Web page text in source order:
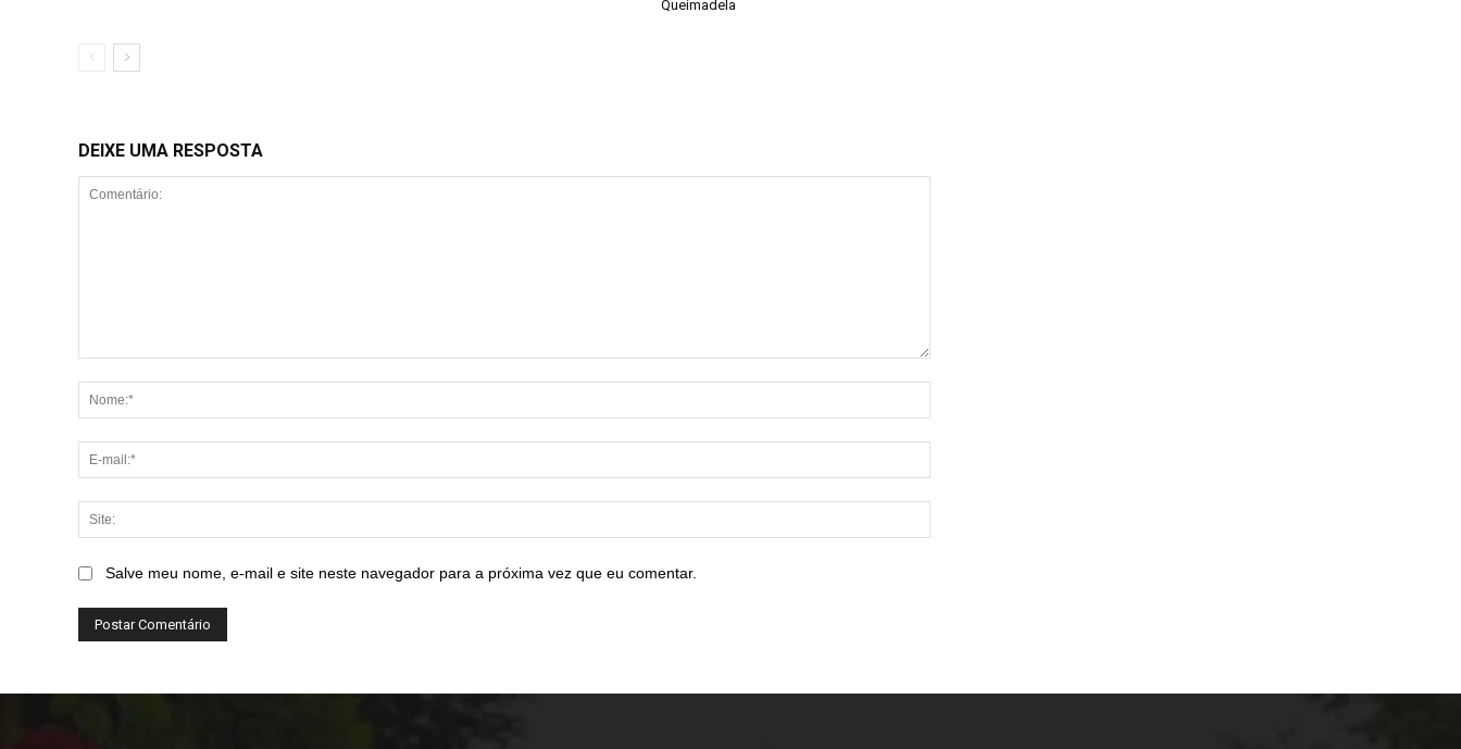
Queimadela
DEIXE UMA RESPOSTA
Salve meu nome, e-mail e site neste navegador para a próxima vez que eu comentar.